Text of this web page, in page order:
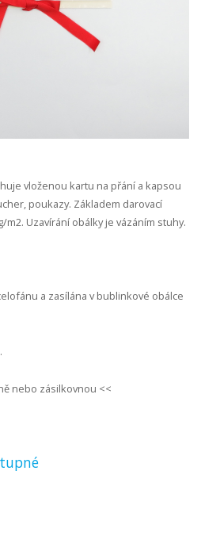
vloženou kartu na přání a kapsou
poukazy. Základem darovací
m2. Uzavírání obálky je vázáním stuhy.
a zasílána v bublinkové obálce
nebo zásilkovnou <<